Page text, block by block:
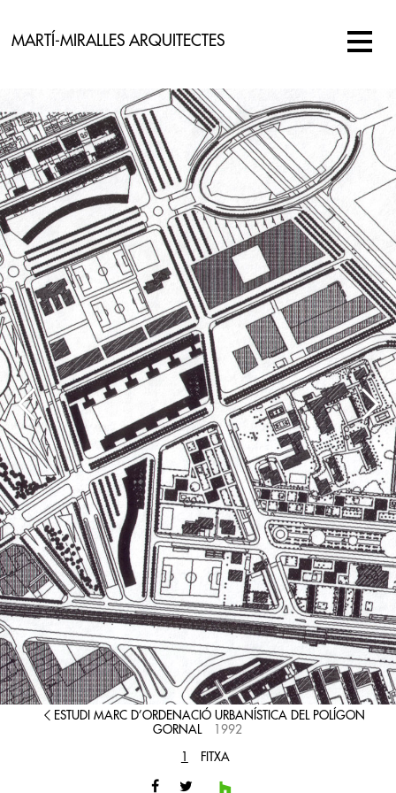
MARTÍ-MIRALLES ARQUITECTES
 
PROMOTOR
Ajuntament de l’Hospitalet de Llobregat
PROJECTE
1992
SUPERFÍCIE
272.015 m2
 ESTUDI MARC D’ORDENACIÓ URBANÍSTICA DEL POLÍGON
GORNAL
1992
1 FITXA